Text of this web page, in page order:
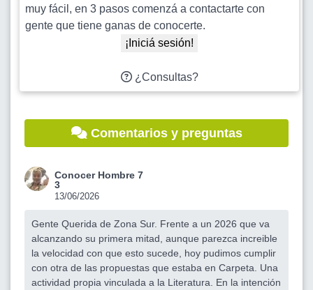
muy fácil, en 3 pasos comenzá a contactarte con
gente que tiene ganas de conocerte.
¡Iniciá sesión!
¿Consultas?
Comentarios y preguntas
Conocer Hombre 7
3
13/06/2026
Gente Querida de Zona Sur. Frente a un 2026 que va
alcanzando su primera mitad, aunque parezca increible
la velocidad con que esto sucede, hoy pudimos cumplir
con otra de las propuestas que estaba en Carpeta. Una
actividad propia vinculada a la Literatura. En la intención